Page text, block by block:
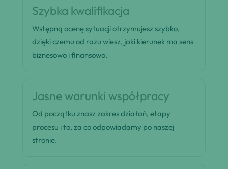
Szybka kwalifikacja
Wstępną ocenę sytuacji otrzymujesz szybko,
dzięki czemu od razu wiesz, jaki kierunek ma sens
biznesowo i finansowo.
Jasne warunki współpracy
Od początku znasz zakres działań, etapy
procesu i to, za co odpowiadamy po naszej
stronie.